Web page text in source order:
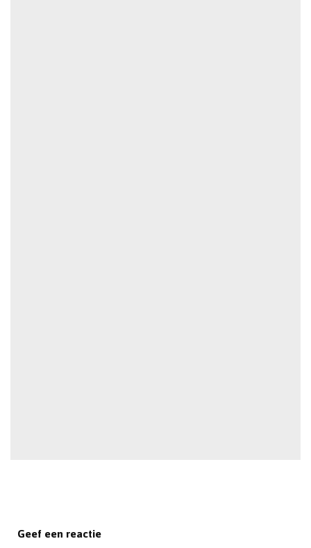
Geef een reactie